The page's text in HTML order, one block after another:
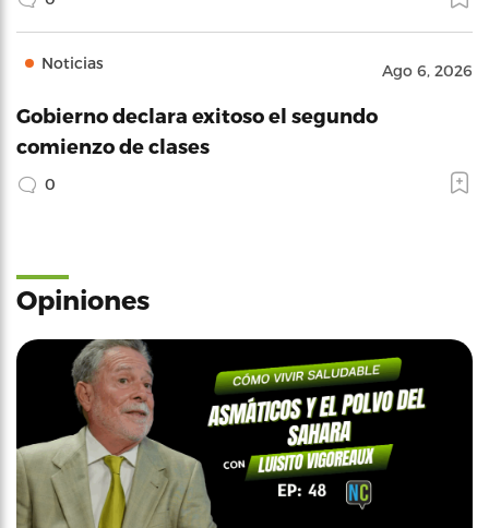
Noticias Ago 6, 2026
Gobierno declara exitoso el segundo
comienzo de clases
0
Opiniones